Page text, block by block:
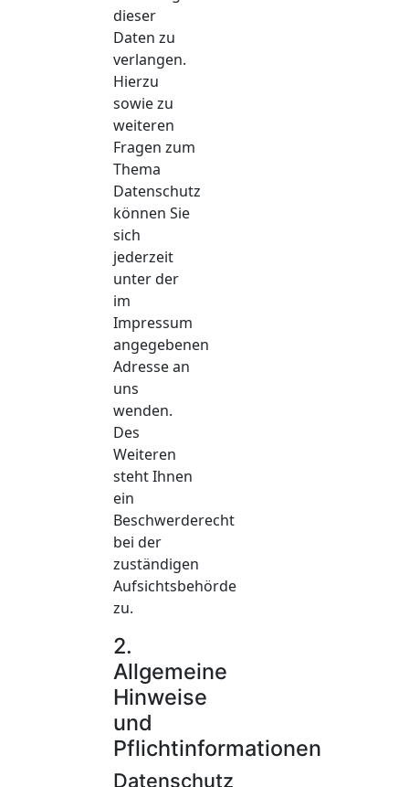
dieser
Daten zu
verlangen.
Hierzu
sowie zu
weiteren
Fragen zum
Thema
Datenschutz
können Sie
sich
jederzeit
unter der
im
Impressum
angegebenen
Adresse an
uns
wenden.
Des
Weiteren
steht Ihnen
ein
Beschwerderecht
bei der
zuständigen
Aufsichtsbehörde
zu.
2.
Allgemeine
Hinweise
und
Pflichtinformationen
Datenschutz